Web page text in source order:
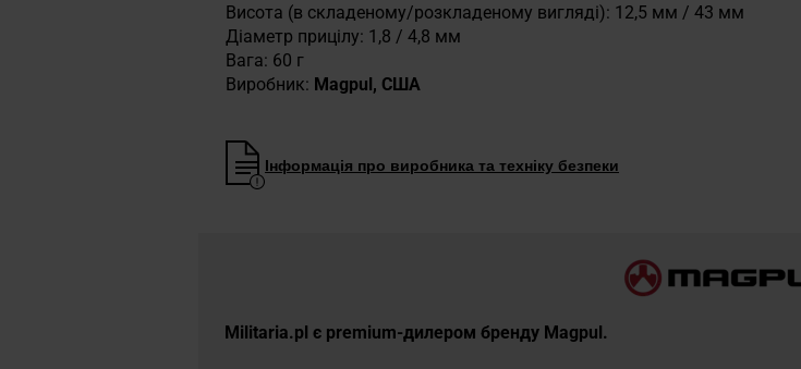
Висота (в складеному/розкладеному вигляді): 12,5 мм / 43 мм
Діаметр прицілу: 1,8 / 4,8 мм
Вага: 60 г
Виробник: Magpul, США
Інформація про виробника та техніку безпеки
Militaria.pl є premium-дилером бренду Magpul.